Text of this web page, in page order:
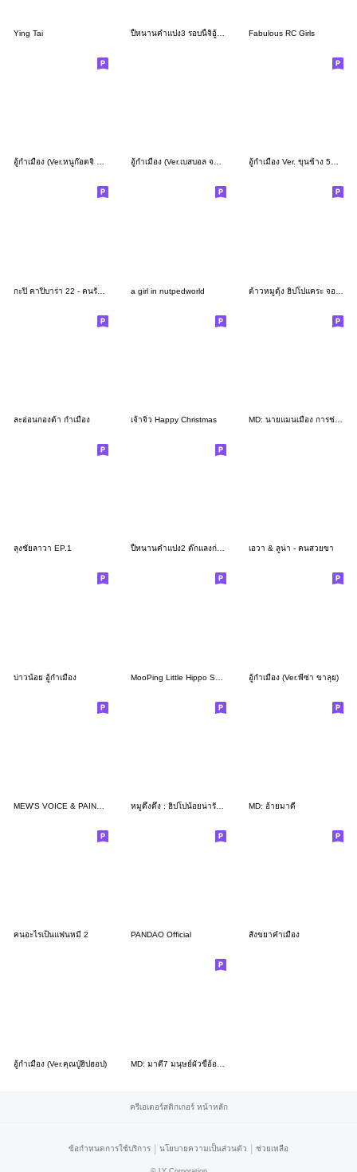
Ying Tai Fabulous RC Girls
อู้กำเมือง (Ver.หนูก๊อตจิ จอมแก่น) อู้กำเมือง (Ver.เบสบอล จอมซน) อู้กำเมือง Ver. ขุนช้าง 5G (ภาค 2)
a girl in nutpedworld ต้าวหมูดุ้ง ฮิปโปแคระ จอมเด้ง Ver.ENG
ละอ่อนกองต้า กำเมือง เจ้าจิ๋ว Happy Christmas MD: นายแมนเมือง การช่าง ภาษาเหนือ
ลุงชัยลาวา EP.1 ปี้หนานคำแปง2 ต๊กแลงก่เอาแหมเม๊าะ! เอวา & ลูน่า - คนสวยขา
บ่าวน้อย อู้กำเมือง อู้กำเมือง (Ver.พี่ซ่า ขาลุย)
MD: อ้ายมาดี
คนอะไรเป็นแฟนหมี 2 PANDAO Official สังขยาคำเมือง
อู้กำเมือง (Ver.คุณปู่ฮิปฮอป)
ครีเอเตอร์สติกเกอร์ หน้าหลัก
ข้อกำหนดการใช้บริการ | นโยบายความเป็นส่วนตัว | ช่วยเหลือ